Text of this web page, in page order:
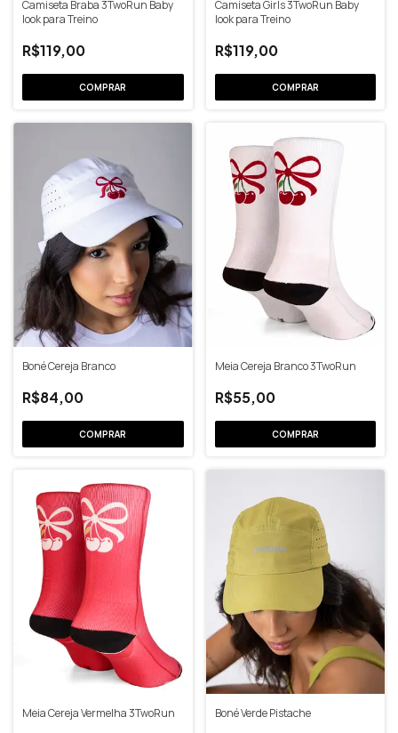
Camiseta Braba 3TwoRun Baby
look para Treino
R$119,00
COMPRAR
Camiseta Girls 3TwoRun Baby
look para Treino
R$119,00
COMPRAR
Boné Cereja Branco
R$84,00
Meia Cereja Branco 3TwoRun
R$55,00
COMPRAR
Meia Cereja Vermelha 3TwoRun Boné Verde Pistache